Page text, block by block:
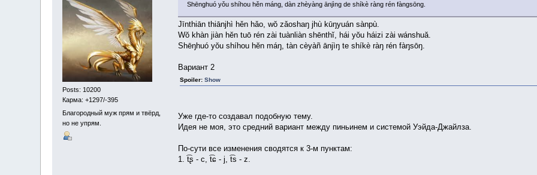
Posts: 10200
Карма: +1297/-395
Благородный муж прям и твёрд,
но не упрям.
Shēnghuó yǒu shíhou hěn máng, dàn zhèyàng ānjìng de shíkè ràng rén fàngsōng.
Jīnthiān thiānjhì hěn hǎo, wŏ zǎoshaŋ jhù kūŋyuán sànpù.
Wŏ khàn jiàn hĕn tuō rén zài tuànliàn shēnthĭ, hái yŏu háizi zài wánshuă.
Shēŋhuó yŏu shíhou hĕn máŋ, tàn cèyàñ ānjìŋ te shíkè ràŋ rén fàŋsōŋ.
Вариант 2
Spoiler: Show
Уже где-то создавал подобную тему.
Идея не моя, это средний вариант между пиньинем и системой Уэйда-Джайлза.
По-сути все изменения сводятся к 3-м пунктам:
1. t͡ʂ - c, t͡ɕ - j, t͡s - z.